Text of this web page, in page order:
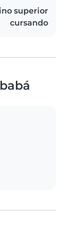
superior
cursando